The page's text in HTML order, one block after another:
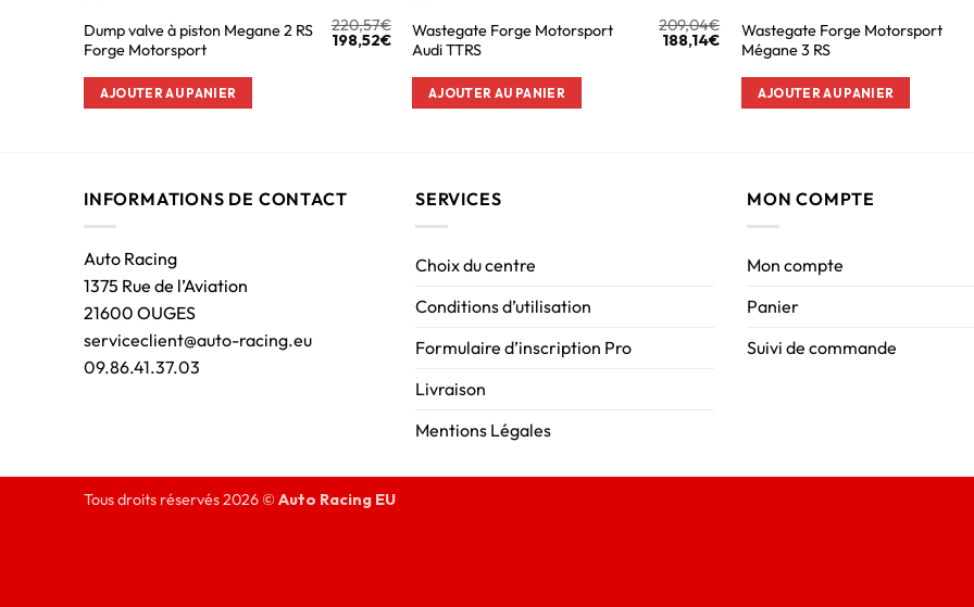
Dump valve à piston Megane 2 RS
Forge Motorsport
220,57€
198,52€
AJOUTER AU PANIER
Wastegate Forge Motorsport
Audi TTRS
209,04€
188,14€
AJOUTER AU PANIER
Wastegate Forge Motorsport
Mégane 3 RS
AJOUTER AU PANIER
INFORMATIONS DE CONTACT
Auto Racing
1375 Rue de l’Aviation
21600 OUGES
serviceclient@auto-racing.eu
09.86.41.37.03
SERVICES
Choix du centre
Conditions d’utilisation
Formulaire d’inscription Pro
Livraison
Mentions Légales
MON COMPTE
Mon compte
Panier
Suivi de commande
Tous droits réservés 2026 © Auto Racing EU